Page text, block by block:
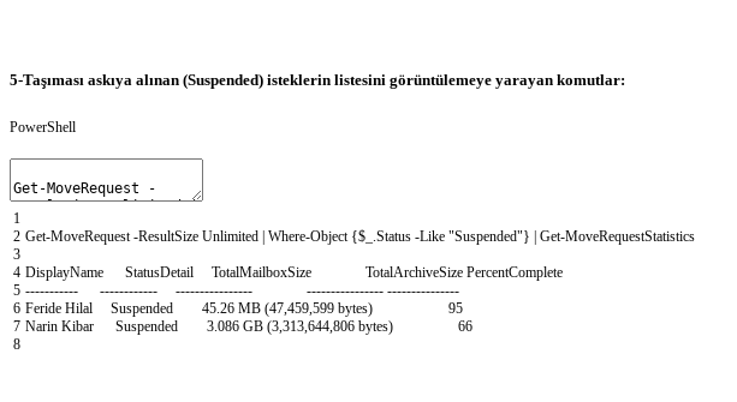
5-Taşıması askıya alınan (Suspended) isteklerin listesini görüntülemeye yarayan komutlar:
PowerShell
1
2
3
4
5
6
7
8
Get-MoveRequest -ResultSize Unlimited Where-Object {$_ .Status -Like "Suspended"} Get-MoveRequestStatistics
DisplayName StatusDetail TotalMailboxSize TotalArchiveSize PercentComplete
----------- ------------ ---------------- ---------------- ---------------
Feride Hilal Suspended 45.26 MB (47,459,599 bytes)
95
Narin Kibar Suspended 3.086 GB (3,313,644,806 bytes) 66